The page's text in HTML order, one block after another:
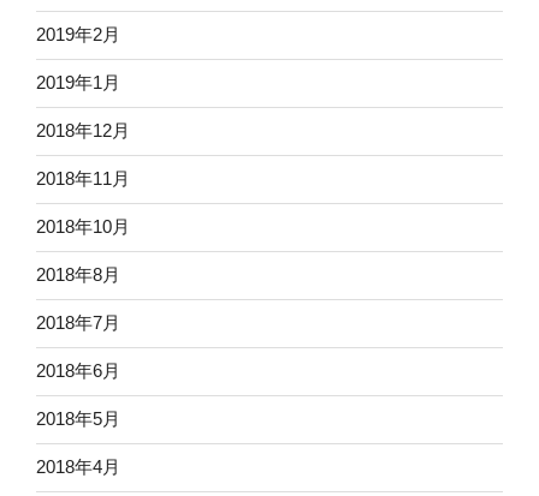
2019年2月
2019年1月
2018年12月
2018年11月
2018年10月
2018年8月
2018年7月
2018年6月
2018年5月
2018年4月